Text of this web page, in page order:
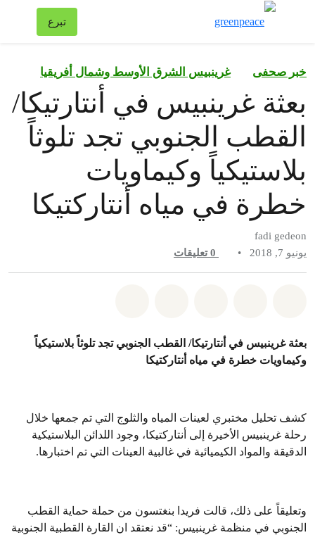
تبرع
خبر صحفى غرينبيس الشرق الأوسط وشمال أفريقيا
بعثة غرينبيس في أنتارتيكا/
القطب الجنوبي تجد تلوثاً
بلاستيكياً وكيماويات
خطرة في مياه أنتاركتيكا
fadi gedeon
يونيو 7, 2018
•
0 تعليقات
بعثة غرينبيس في أنتارتيكا/ القطب الجنوبي تجد تلوثاً بلاستيكياً
وكيماويات خطرة في مياه أنتاركتيكا
كشف تحليل مختبري لعينات المياه والثلوج التي تم جمعها خلال
رحلة غرينبيس الأخيرة إلى أنتاركتيكا، وجود اللدائن البلاستيكية
الدقيقة والمواد الكيميائية في غالبية العينات التي تم اختبارها.
وتعليقاً على ذلك، قالت فريدا بنغتسون من حملة حماية القطب
الجنوبي في منظمة غرينبيس: “قد نعتقد ان القارة القطبية الجنوبية